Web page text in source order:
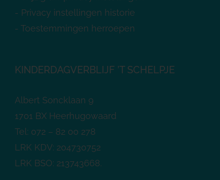
- Privacy instellingen historie
- Toestemmingen herroepen
KINDERDAGVERBLIJF ’T SCHELPJE
Albert Soncklaan 9
1701 BX Heerhugowaard
Tel: 072 – 82 00 278
LRK KDV: 204730752
LRK BSO: 213743668.